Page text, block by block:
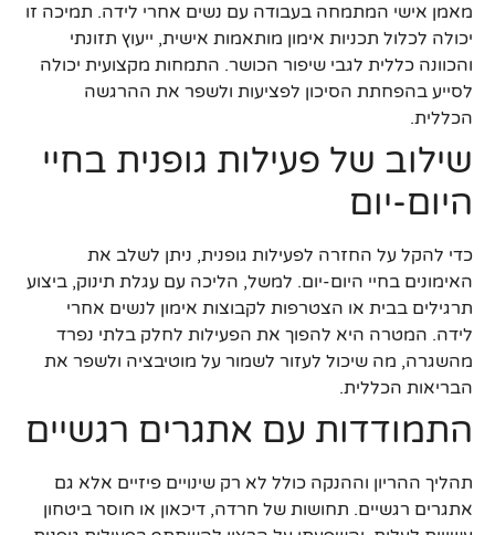
מאמן אישי המתמחה בעבודה עם נשים אחרי לידה. תמיכה זו
יכולה לכלול תכניות אימון מותאמות אישית, ייעוץ תזונתי
והכוונה כללית לגבי שיפור הכושר. התמחות מקצועית יכולה
לסייע בהפחתת הסיכון לפציעות ולשפר את ההרגשה
הכללית.
שילוב של פעילות גופנית בחיי
היום-יום
כדי להקל על החזרה לפעילות גופנית, ניתן לשלב את
האימונים בחיי היום-יום. למשל, הליכה עם עגלת תינוק, ביצוע
תרגילים בבית או הצטרפות לקבוצות אימון לנשים אחרי
לידה. המטרה היא להפוך את הפעילות לחלק בלתי נפרד
מהשגרה, מה שיכול לעזור לשמור על מוטיבציה ולשפר את
הבריאות הכללית.
התמודדות עם אתגרים רגשיים
תהליך ההריון וההנקה כולל לא רק שינויים פיזיים אלא גם
אתגרים רגשיים. תחושות של חרדה, דיכאון או חוסר ביטחון